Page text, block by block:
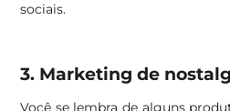
sociais.
3. Marketing de